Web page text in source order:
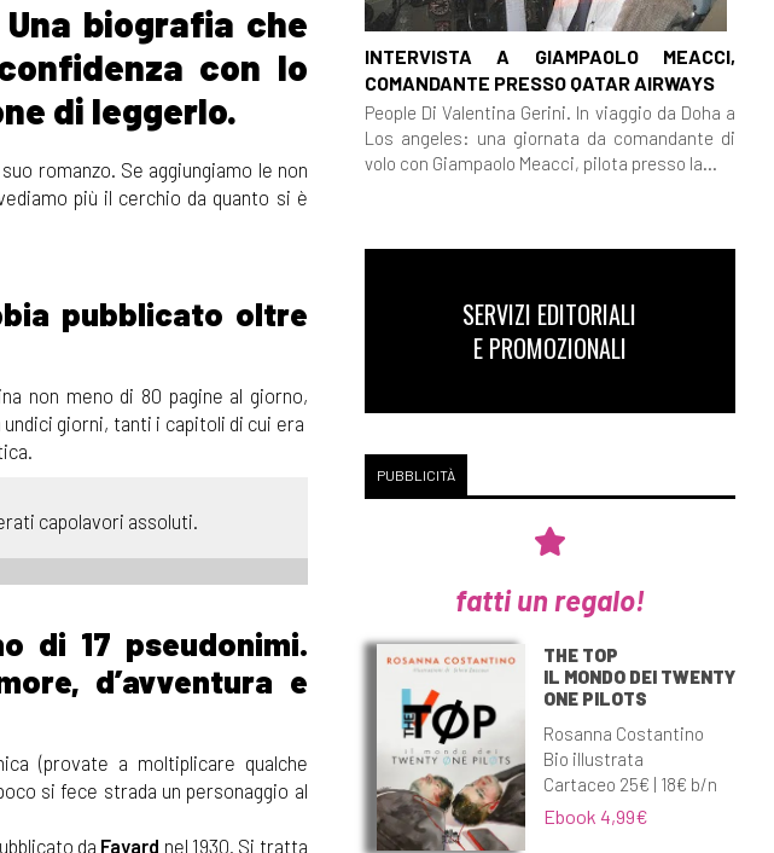
biografia che
con lo
di leggerlo.
romanzo. Se aggiungiamo le non
più il cerchio da quanto si è
pubblicato oltre
non meno di 80 pagine al giorno,
giorni, tanti i capitoli di cui era
capolavori assoluti.
di 17 pseudonimi.
d’avventura e
(provate a moltiplicare qualche
si fece strada un personaggio al
da Fayard nel 1930. Si tratta
INTERVISTA A GIAMPAOLO MEACCI,
COMANDANTE PRESSO QATAR AIRWAYS
People Di Valentina Gerini. In viaggio da Doha a
Los angeles: una giornata da comandante di
volo con Giampaolo Meacci, pilota presso la...
SERVIZI EDITORIALI
E PROMOZIONALI
PUBBLICITÀ
fatti un regalo!
THE TOP
IL MONDO DEI TWENTY
ONE PILOTS
Rosanna Costantino
Bio illustrata
Cartaceo 25€ | 18€ b/n
Ebook 4,99€